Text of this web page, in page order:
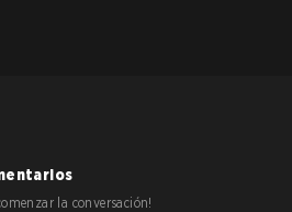
la conversación!